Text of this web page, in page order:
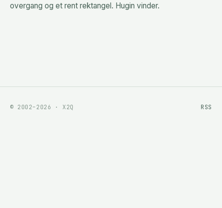
overgang og et rent rektangel. Hugin vinder.
© 2002–2026 · X2Q RSS